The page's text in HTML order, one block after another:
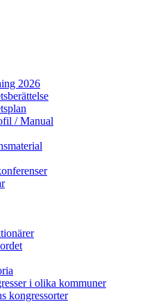
2026
/ Manual
i olika kommuner
kongressorter